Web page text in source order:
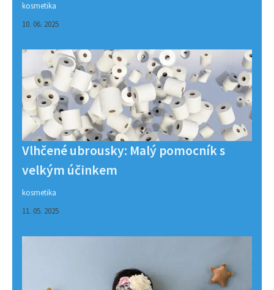
kosmetika
10. 06. 2025
Vlhčené ubrousky: Malý pomocník s
velkým účinkem
kosmetika
11. 05. 2025